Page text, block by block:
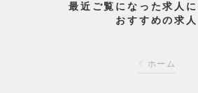
最近ご覧になった求人
おすすめの求人
ホーム